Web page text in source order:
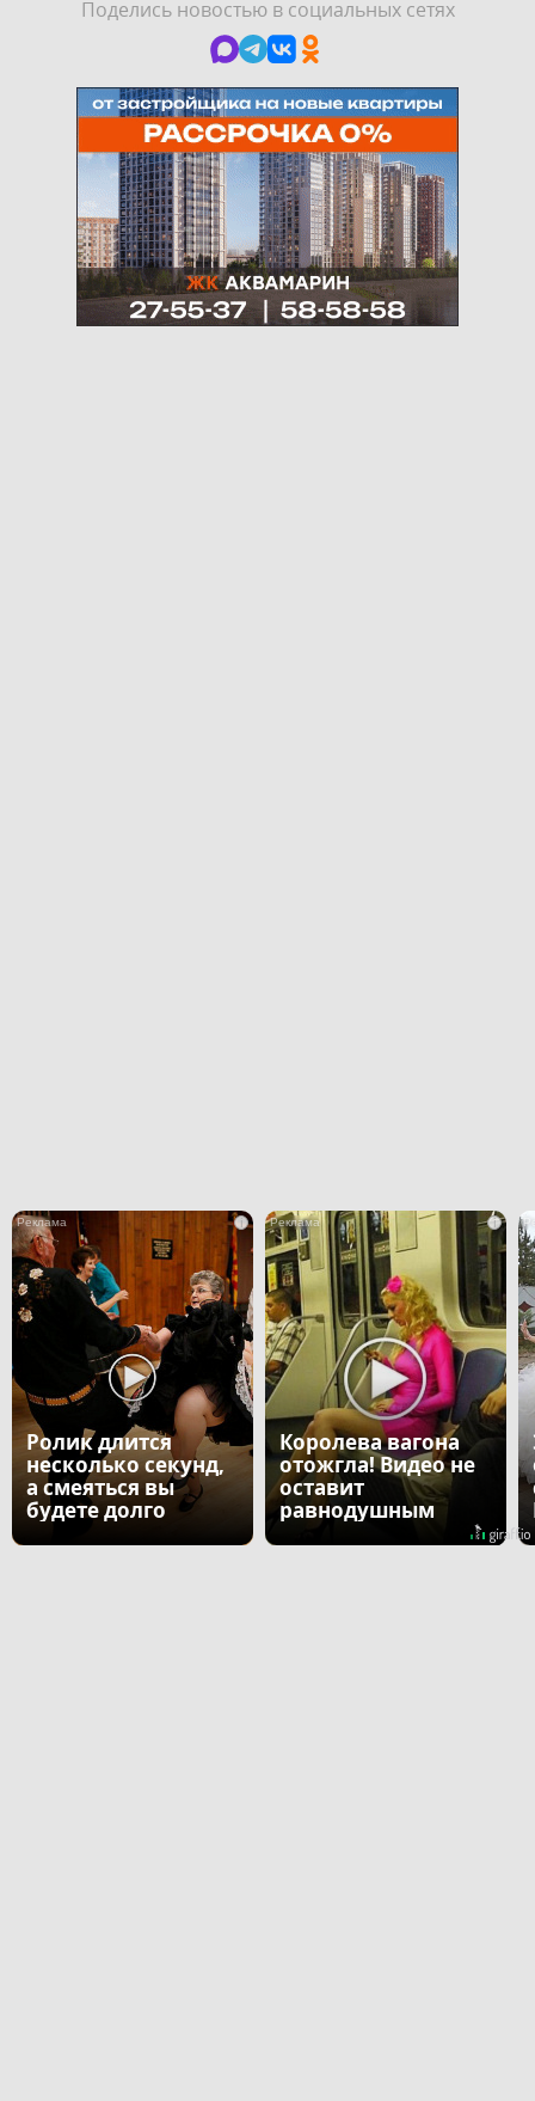
Поделись новостью в социальных сетях
i
Ролик длится
несколько секунд,
а смеяться вы
будете долго
i
Королева вагона
отожгла! Видео не
оставит
равнодушным